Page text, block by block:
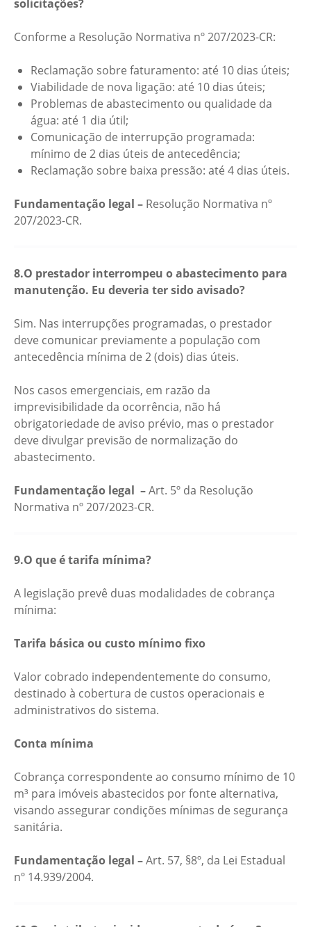
solicitações?
Conforme a Resolução Normativa nº 207/2023-CR:
Reclamação sobre faturamento: até 10 dias úteis;
Viabilidade de nova ligação: até 10 dias úteis;
Problemas de abastecimento ou qualidade da
água: até 1 dia útil;
Comunicação de interrupção programada:
mínimo de 2 dias úteis de antecedência;
Reclamação sobre baixa pressão: até 4 dias úteis.
Fundamentação legal – Resolução Normativa nº
207/2023-CR.
8.O prestador interrompeu o abastecimento para
manutenção. Eu deveria ter sido avisado?
Sim. Nas interrupções programadas, o prestador
deve comunicar previamente a população com
antecedência mínima de 2 (dois) dias úteis.
Nos casos emergenciais, em razão da
imprevisibilidade da ocorrência, não há
obrigatoriedade de aviso prévio, mas o prestador
deve divulgar previsão de normalização do
abastecimento.
Fundamentação legal –Art. 5º da Resolução
Normativa nº 207/2023-CR.
9.O que é tarifa mínima?
A legislação prevê duas modalidades de cobrança
mínima:
Tarifa básica ou custo mínimo fixo
Valor cobrado independentemente do consumo,
destinado à cobertura de custos operacionais e
administrativos do sistema.
Conta mínima
Cobrança correspondente ao consumo mínimo de 10
m³ para imóveis abastecidos por fonte alternativa,
visando assegurar condições mínimas de segurança
sanitária.
Fundamentação legal –Art. 57, §8º, da Lei Estadual
nº 14.939/2004.